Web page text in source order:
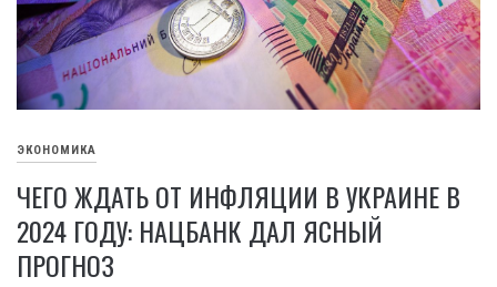
ЭКОНОМИКА
ЧЕГО ЖДАТЬ ОТ ИНФЛЯЦИИ В УКРАИНЕ В
2024 ГОДУ: НАЦБАНК ДАЛ ЯСНЫЙ
ПРОГНОЗ